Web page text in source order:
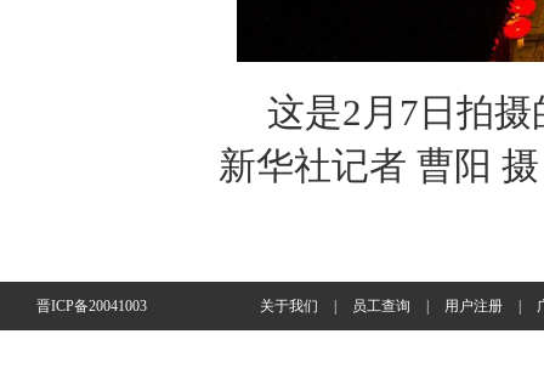
这是2月7日拍
新华社记者 曹阳 摄
晋ICP备20041003 关于我们 员工查询 用户注册